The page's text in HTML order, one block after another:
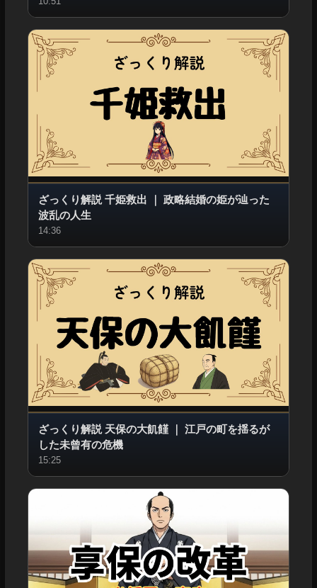
ざっくり解説 千姫救出 ｜ 政略結婚の姫が辿った
波乱の人生
14:36
ざっくり解説 天保の大飢饉｜ 江戸の町を揺るが
した未曾有の危機
15:25